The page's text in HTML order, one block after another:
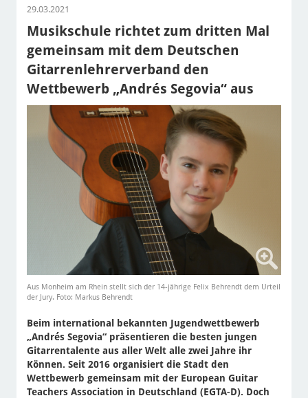
29.03.2021
Musikschule richtet zum dritten Mal
gemeinsam mit dem Deutschen
Gitarrenlehrerverband den
Wettbewerb „Andrés Segovia“ aus
Aus Monheim am Rhein stellt sich der 14-jährige Felix Behrendt dem Urteil
der Jury. Foto: Markus Behrendt
Beim international bekannten Jugendwettbewerb
„Andrés Segovia“ präsentieren die besten jungen
Gitarrentalente aus aller Welt alle zwei Jahre ihr
Können. Seit 2016 organisiert die Stadt den
Wettbewerb gemeinsam mit der European Guitar
Teachers Association in Deutschland (EGTA-D). Doch